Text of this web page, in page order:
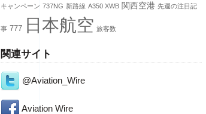
キャンペーン 737NG 新路線 A350 XWB 関西空港 先週の注目記
事 777 日本航空 旅客数
関連サイト
@Aviation_Wire
Aviation Wire